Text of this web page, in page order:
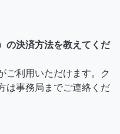
の決済方法を教えてくだ
ご利用いただけます。ク
は事務局までご連絡くだ